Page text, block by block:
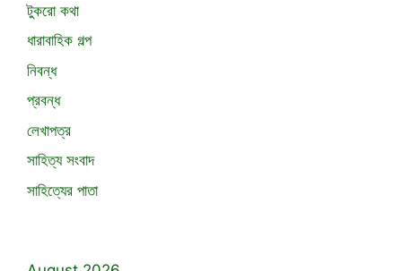
টুকরো কথা
ধারাবাহিক গল্প
নিবন্ধ
প্রবন্ধ
লেখাপত্র
সাহিত্য সংবাদ
সাহিত্যের পাতা